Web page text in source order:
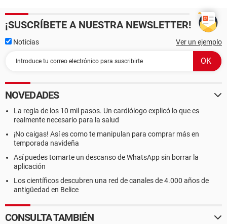
¡SUSCRÍBETE A NUESTRA NEWSLETTER!
Noticias Ver un ejemplo
NOVEDADES
La regla de los 10 mil pasos. Un cardiólogo explicó lo que es
realmente necesario para la salud
¡No caigas! Así es como te manipulan para comprar más en
temporada navideña
Así puedes tomarte un descanso de WhatsApp sin borrar la
aplicación
Los científicos descubren una red de canales de 4.000 años de
antigüedad en Belice
CONSULTA TAMBIÉN